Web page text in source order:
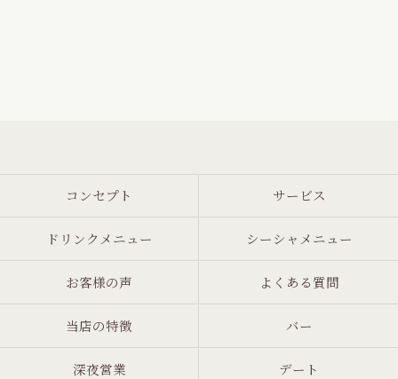
コンセプト サービス
ドリンクメニュー シーシャメニュー
お客様の声 よくある質問
当店の特徴 バー
深夜営業 デート